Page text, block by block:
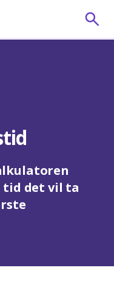
tid det vil ta